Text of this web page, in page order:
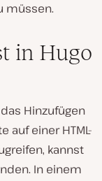
müssen.
in Hugo
Hinzufügen
auf einer HTML-
kannst
In einem